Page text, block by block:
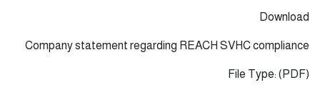
Download
Company statement regarding REACH SVHC compliance
File Type: (PDF)